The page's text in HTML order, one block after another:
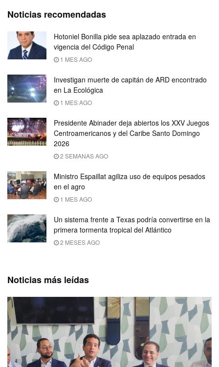
Noticias recomendadas
Hotoniel Bonilla pide sea aplazado entrada en
vigencia del Código Penal
1 MES AGO
Investigan muerte de capitán de ARD encontrado
en La Ecológica
1 MES AGO
Presidente Abinader deja abiertos los XXV Juegos
Centroamericanos y del Caribe Santo Domingo
2026
2 SEMANAS AGO
Ministro Espaillat agiliza uso de equipos pesados
en el agro
1 MES AGO
Un sistema frente a Texas podría convertirse en la
primera tormenta tropical del Atlántico
2 MESES AGO
Noticias más leídas